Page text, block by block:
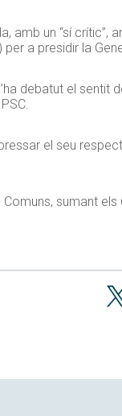
amb un “sí crític”,
a presidir la
debatut el sentit
el seu
sumant